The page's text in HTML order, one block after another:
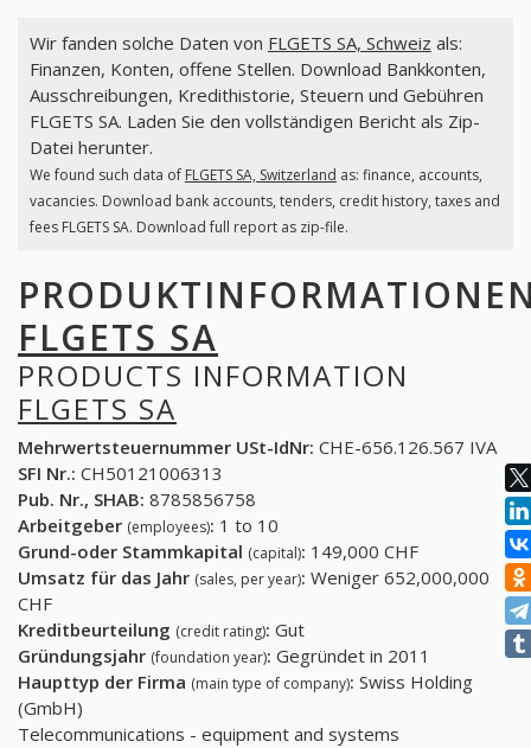
Wir fanden solche Daten von FLGETS SA, Schweiz als:
Finanzen, Konten, offene Stellen. Download Bankkonten,
Ausschreibungen, Kredithistorie, Steuern und Gebühren
FLGETS SA. Laden Sie den vollständigen Bericht als Zip-
Datei herunter.
We found such data of FLGETS SA, Switzerland as: finance, accounts,
vacancies. Download bank accounts, tenders, credit history, taxes and
fees FLGETS SA. Download full report as zip-file.
FLGETS SA
PRODUCTS INFORMATION
FLGETS SA
Mehrwertsteuernummer USt-IdNr: CHE-656.126.567 IVA
SFI Nr.: CH50121006313
Pub. Nr., SHAB: 8785856758
Arbeitgeber (employees): 1 to 10
Grund-oder Stammkapital (capital): 149,000 CHF
Umsatz für das Jahr (sales, per year): Weniger 652,000,000
CHF
Kreditbeurteilung (credit rating): Gut
Gründungsjahr (foundation year): Gegründet in 2011
Haupttyp der Firma (main type of company): Swiss Holding
(GmbH)
Telecommunications - equipment and systems